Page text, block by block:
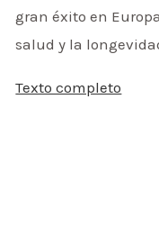
gran éxito en
salud y la
Texto completo